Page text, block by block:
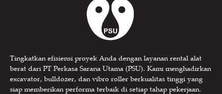
Tingkatkan efisiensi proyek Anda dengan layanan rental alat
berat dari PT Perkasa Sarana Utama (PSU). Kami menghadirkan
excavator, bulldozer, dan vibro roller berkualitas tinggi yang
siap memberikan performa terbaik di setiap tahap pekerjaan.